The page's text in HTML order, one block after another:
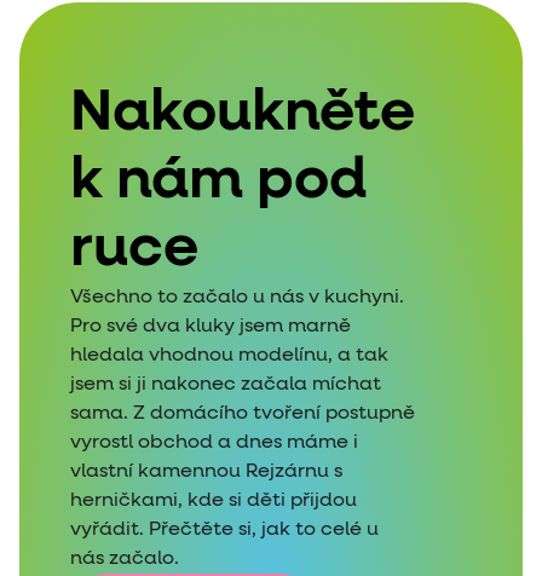
Nakoukněte
k nám pod
ruce
Všechno to začalo u nás v kuchyni.
Pro své dva kluky jsem marně
hledala vhodnou modelínu, a tak
jsem si ji nakonec začala míchat
sama. Z domácího tvoření postupně
vyrostl obchod a dnes máme i
vlastní kamennou Rejzárnu s
herničkami, kde si děti přijdou
vyřádit. Přečtěte si, jak to celé u
nás začalo.